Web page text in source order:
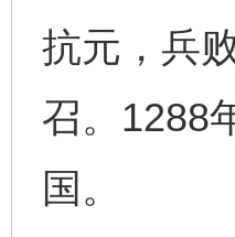
抗元，兵
召。1288
国。